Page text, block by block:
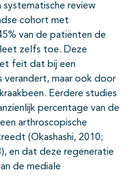
review
cohort met
van de patiënten de
zelfs toe. Deze
feit dat bij een
verandert, maar ook door
Eerdere studies
percentage van de
arthroscopische
(Okashashi, 2010;
en dat deze regeneratie
de mediale